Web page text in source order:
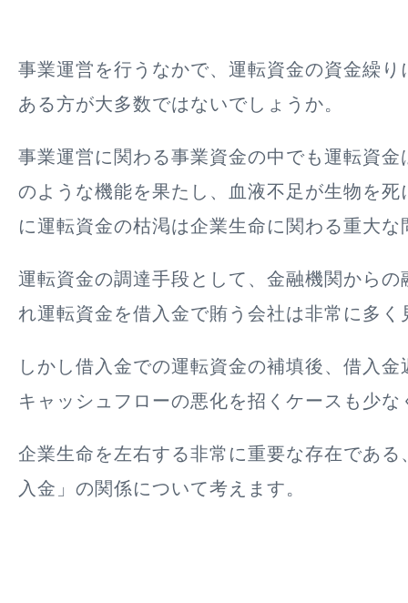
事業運営を行うなかで、運転資金の資金繰り
ある方が大多数ではないでしょうか。
事業運営に関わる事業資金の中でも運転資金
のような機能を果たし、血液不足が生物を死
に運転資金の枯渇は企業生命に関わる重大な
運転資金の調達手段として、金融機関からの
れ運転資金を借入金で賄う会社は非常に多く
しかし借入金での運転資金の補填後、借入
キャッシュフローの悪化を招くケースも少な
企業生命を左右する非常に重要な存在である
入金」 の関係について考えます。